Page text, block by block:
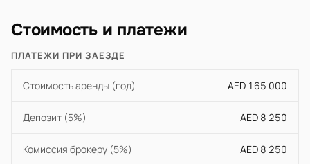
Стоимость и платежи
ПЛАТЕЖИ ПРИ ЗАЕЗДЕ
Стоимость аренды (год) AED 165 000
Депозит (5%) AED 8 250
Комиссия брокеру (5%) AED 8 250